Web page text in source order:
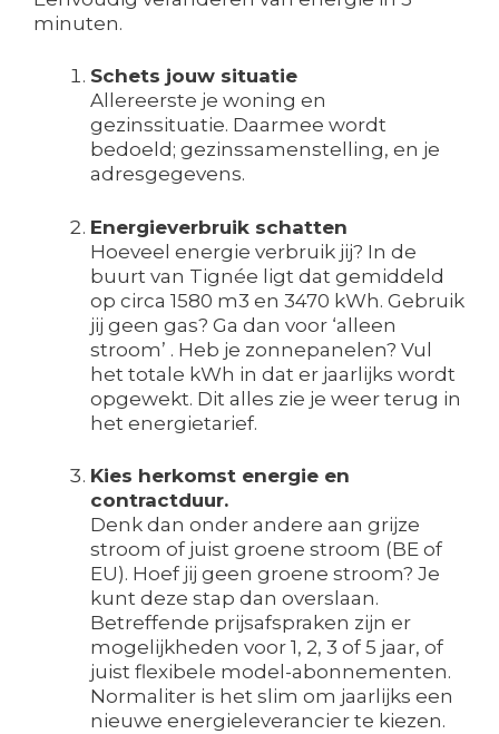
minuten.
Schets jouw situatie
Allereerste je woning en
gezinssituatie. Daarmee wordt
bedoeld; gezinssamenstelling, en je
adresgegevens.
Energieverbruik schatten
Hoeveel energie verbruik jij? In de
buurt van Tignée ligt dat gemiddeld
op circa 1580 m3 en 3470 kWh. Gebruik
jij geen gas? Ga dan voor ‘alleen
stroom’ . Heb je zonnepanelen? Vul
het totale kWh in dat er jaarlijks wordt
opgewekt. Dit alles zie je weer terug in
het energietarief.
Kies herkomst energie en
contractduur.
Denk dan onder andere aan grijze
stroom of juist groene stroom (BE of
EU). Hoef jij geen groene stroom? Je
kunt deze stap dan overslaan.
Betreffende prijsafspraken zijn er
mogelijkheden voor 1, 2, 3 of 5 jaar, of
juist flexibele model-abonnementen.
Normaliter is het slim om jaarlijks een
nieuwe energieleverancier te kiezen.